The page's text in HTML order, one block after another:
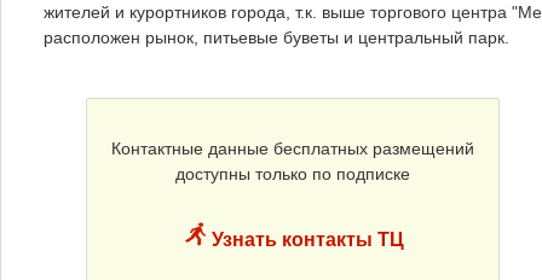
жителей и курортников города, т.к. выше торгового центра
расположен рынок, питьевые буветы и центральный парк.
Контактные данные бесплатных размещений
доступны только по подписке
Узнать контакты ТЦ